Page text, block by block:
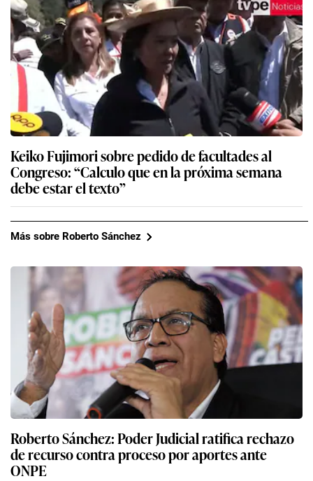
Keiko Fujimori sobre pedido de facultades al
Congreso: “Calculo que en la próxima semana
debe estar el texto”
Más sobre Roberto Sánchez
Roberto Sánchez: Poder Judicial ratifica rechazo
de recurso contra proceso por aportes ante
ONPE